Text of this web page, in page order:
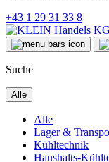
+43 1 29 31 33 8
Suche
Alle
Alle
Lager &
Kühltechnik
Haushalts-